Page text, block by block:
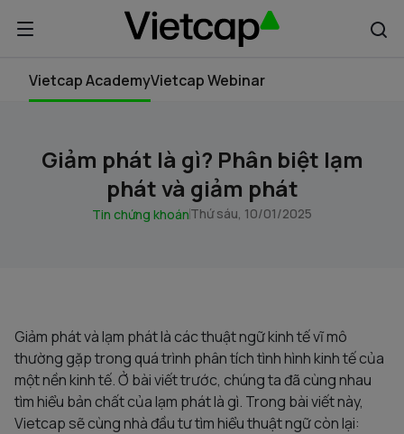
Vietcap AcademyVietcap Webinar
Giảm phát là gì? Phân biệt lạm
phát và giảm phát
Tin chứng khoánThứ sáu, 10/01/2025
Giảm phát và lạm phát là các thuật ngữ kinh tế vĩ mô
thường gặp trong quá trình phân tích tình hình kinh tế của
một nền kinh tế. Ở bài viết trước, chúng ta đã cùng nhau
tìm hiểu bản chất của lạm phát là gì. Trong bài viết này,
Vietcap sẽ cùng nhà đầu tư tìm hiểu thuật ngữ còn lại: